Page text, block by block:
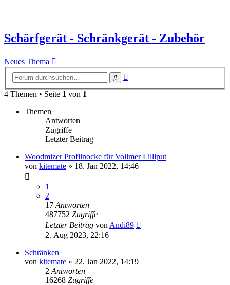
Schärfgerät - Schränkgerät - Zubehör
Neues Thema
Suche
4 Themen • Seite 1 von 1
Themen
Antworten
Zugriffe
Letzter Beitrag
Woodmizer Profilnocke für Vollmer Lilliput
von kitemate » 18. Jan 2022, 14:46
1
2
17 Antworten
487752 Zugriffe
Letzter Beitrag von Andi89
2. Aug 2023, 22:16
Schränken
von kitemate » 22. Jan 2022, 14:19
2 Antworten
16268 Zugriffe